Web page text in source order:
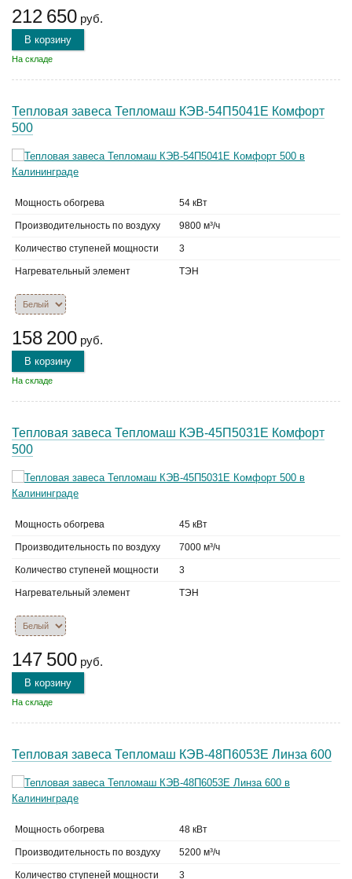
212 650 руб.
В корзину
На складе
Тепловая завеса Тепломаш КЭВ-54П5041Е Комфорт
500
Мощность обогрева 54 кВт
Производительность по воздуху 9800 м³/ч
Количество ступеней мощности 3
Нагревательный элемент ТЭН
158 200 руб.
В корзину
На складе
Тепловая завеса Тепломаш КЭВ-45П5031Е Комфорт
500
Мощность обогрева 45 кВт
Производительность по воздуху 7000 м³/ч
Количество ступеней мощности 3
Нагревательный элемент ТЭН
147 500 руб.
В корзину
На складе
Тепловая завеса Тепломаш КЭВ-48П6053Е Линза 600
Мощность обогрева 48 кВт
Производительность по воздуху 5200 м³/ч
Количество ступеней мощности 3